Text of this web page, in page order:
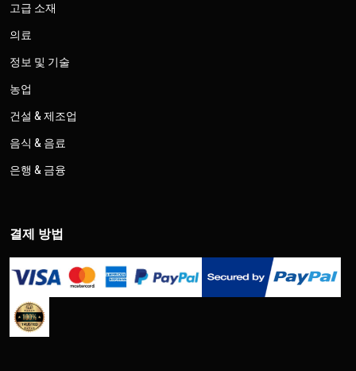
고급 소재
의료
정보 및 기술
농업
건설 & 제조업
음식 & 음료
은행 & 금융
결제 방법